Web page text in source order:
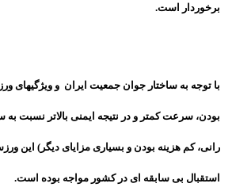
برخوردار است.
با توجه به ساختار جوان جمعیت ایران و ویژگیهای
بودن، سرعت کمتر و در نتیجه ایمنی بالاتر نسبت به
رانی، کم هزینه بودن و بسیاری مزایای دیگر) این
استقبال بی سابقه ای در کشور مواجه بوده است.